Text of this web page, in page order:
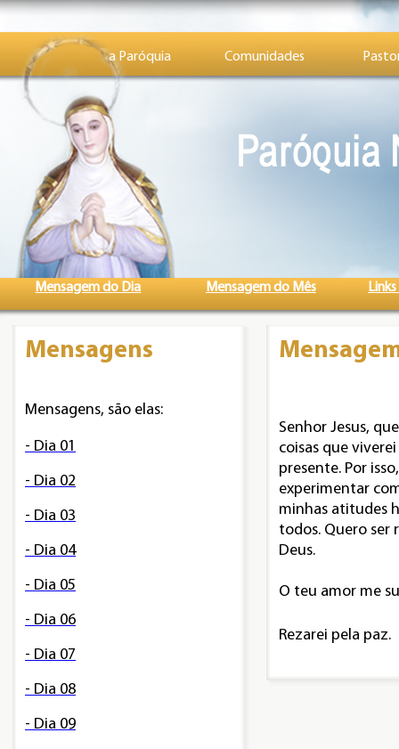
a Paróquia Comunidades
Mensagem do Dia Mensagem do Mês
Mensagens
Mensagens, são elas:
- Dia 01
- Dia 02
- Dia 03
- Dia 04
- Dia 05
- Dia 06
- Dia 07
- Dia 08
- Dia 09
Senhor Jesus,
coisas que
presente. Por
experimentar
minhas atitudes
todos. Quero ser
Deus.
O teu amor me
Rezarei pela paz.